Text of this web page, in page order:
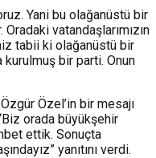
Yani bu olağanüstü bir
vatandaşlarımızın
tabii ki olağanüstü bir
kurulmuş bir parti. Onun
Özel’in bir mesajı
orada büyükşehir
ettik. Sonuçta
yanıtını verdi.